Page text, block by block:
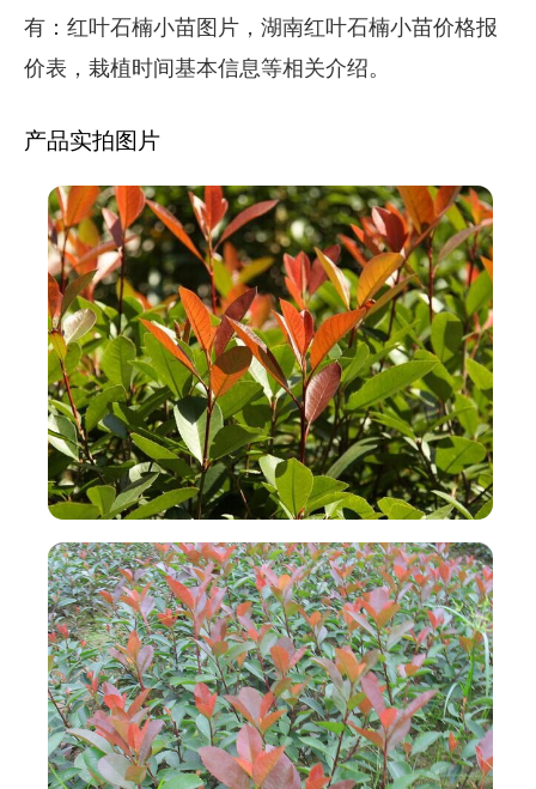
有：红叶石楠小苗图片，湖南红叶石楠小苗价格报
价表，栽植时间基本信息等相关介绍。
产品实拍图片